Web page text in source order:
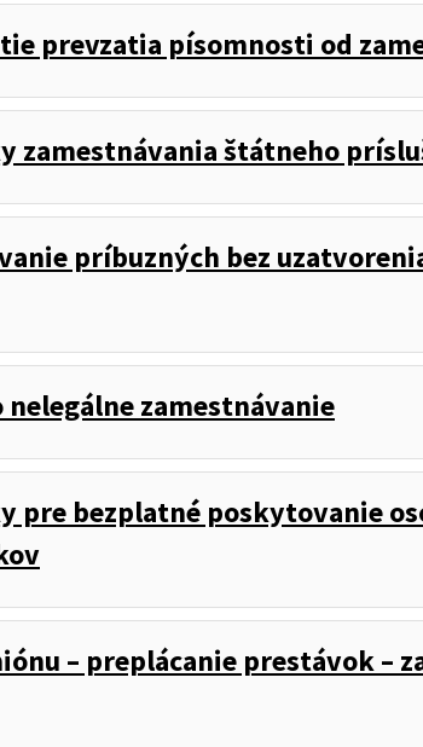
prevzatia písomnosti od
zamestnávania štátneho
príbuzných bez
nelegálne zamestnávanie
pre bezplatné poskytovanie
– preplácanie prestávok –